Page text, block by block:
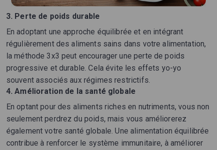
3. Perte de poids durable
En adoptant une approche équilibrée et en intégrant
régulièrement des aliments sains dans votre alimentation,
la méthode 3x3 peut encourager une perte de poids
progressive et durable. Cela évite les effets yo-yo
souvent associés aux régimes restrictifs.
4.Amélioration de la santé globale
En optant pour des aliments riches en nutriments, vous non
seulement perdrez du poids, mais vous améliorerez
également votre santé globale. Une alimentation équilibrée
contribue à renforcer le système immunitaire, à améliorer